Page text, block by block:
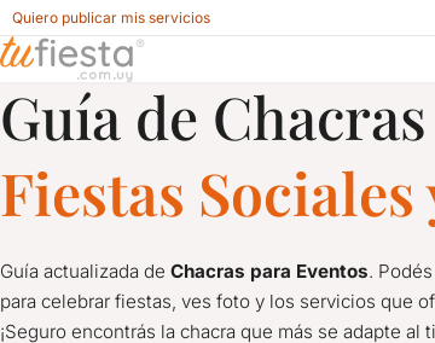
Quiero publicar mis servicios
Chacras para Fiestas y Eventos en Uruguay
Guía de
Fiestas
Guía actualizada de Chacras para Eventos.
para celebrar fiestas, ves foto y los servicios que
¡Seguro encontrás la chacra que más se adapte